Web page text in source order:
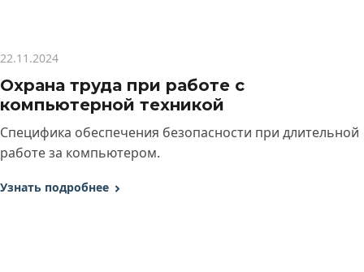
22.11.2024
Охрана труда при работе с
компьютерной техникой
Специфика обеспечения безопасности при длительной
работе за компьютером.
Узнать подробнее